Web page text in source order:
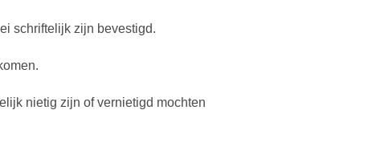
schriftelijk zijn bevestigd.
nietig zijn of vernietigd mochten